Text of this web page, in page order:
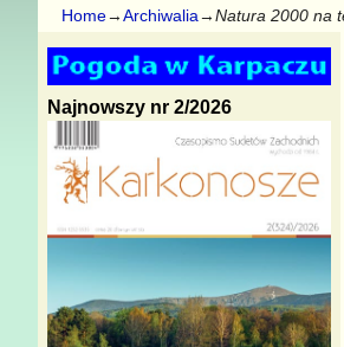
Home→Archiwalia→Natura 2000 na
Najnowszy nr 2/2026